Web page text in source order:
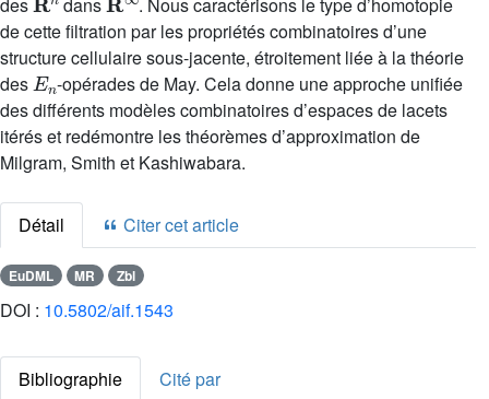
de cette filtration par les propriétés combinatoires d’une
structure cellulaire sous-jacente, étroitement liée à la théorie
des
En
-opérades de May. Cela donne une approche unifiée
des différents modèles combinatoires d’espaces de lacets
itérés et redémontre les théorèmes d’approximation de
Milgram, Smith et Kashiwabara.
Détail Citer cet article
EuDML MR Zbl
DOI : 10.5802/aif.1543
Bibliographie
Cité par